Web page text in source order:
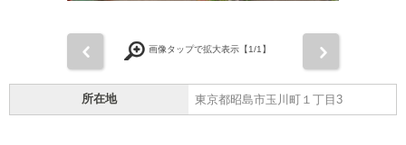
画像タップで拡大表示【1/1】
所在地 東京都昭島市玉川町１丁目3